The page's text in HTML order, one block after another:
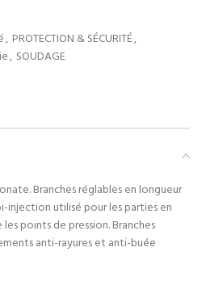
, PROTECTION & SÉCURITÉ,
, SOUDAGE
Branches réglables en longueur
injection utilisé pour les parties en
points de pression. Branches
anti-rayures et anti-buée